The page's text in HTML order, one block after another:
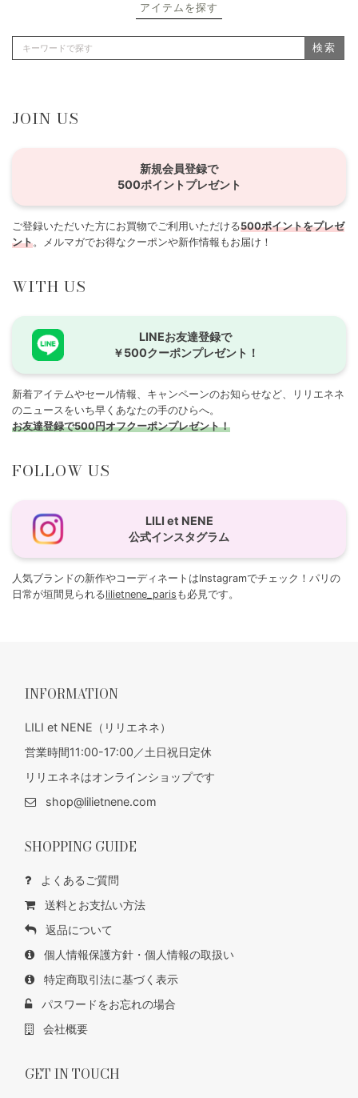
アイテムを探す
検索
JOIN US
新規会員登録で
500ポイントプレゼント
ご登録いただいた方にお買物でご利用いただける500ポイントをプレゼ
ント。メルマガでお得なクーポンや新作情報もお届け！
WITH US
LINEお友達登録で
￥500クーポンプレゼント！
新着アイテムやセール情報、キャンペーンのお知らせなど、リリエネネ
のニュースをいち早くあなたの手のひらへ。
お友達登録で500円オフクーポンプレゼント！
FOLLOW US
LILI et NENE
公式インスタグラム
人気ブランドの新作やコーディネートはInstagramでチェック！パリの
日常が垣間見られるlilietnene_paris も必見です。
INFORMATION
LILI et NENE（リリエネネ）
営業時間11:00-17:00／土日祝日定休
リリエネネはオンラインショップです
shop@lilietnene.com
SHOPPING GUIDE
よくあるご質問
送料とお支払い方法
返品について
個人情報保護方針・個人情報の取扱い
特定商取引法に基づく表示
パスワードをお忘れの場合
会社概要
GET IN TOUCH